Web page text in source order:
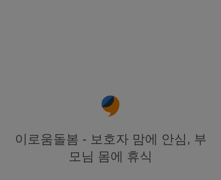
이로움돌봄 - 보호자 맘에 안심, 부
모님 몸에 휴식